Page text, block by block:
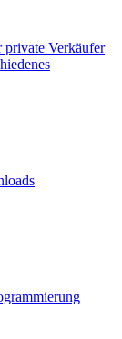
private Verkäufer